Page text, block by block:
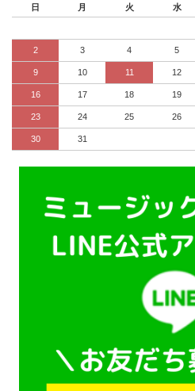
日 月 火 水
2 3 4 5
9 10 11 12
16 17 18 19
23 24 25 26
30 31